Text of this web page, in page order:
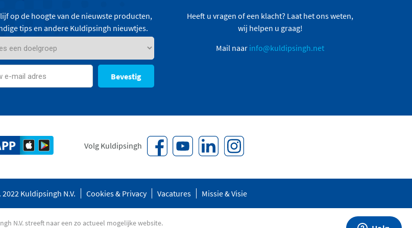
op de hoogte van de nieuwste producten,
tips en andere Kuldipsingh nieuwtjes.
Bevestig
Heeft u vragen of een klacht? Laat het ons weten,
wij helpen u graag!
Mail naar info@kuldipsingh.net
Volg Kuldipsingh
Kuldipsingh N.V. Cookies & Privacy Vacatures Missie & Visie
N.V. streeft naar een zo actueel mogelijke website.